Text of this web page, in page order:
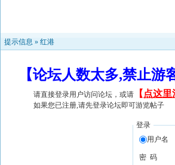
提示信息 » 红港
【论坛人数太多,禁止
请直接登录用户访问论坛，或请 【 点这里
如果您已注册,请先登录论坛即可游览帖子
登录
用户名
密 码